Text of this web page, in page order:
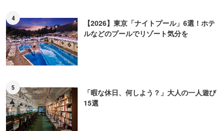
4
【2026】東京「ナイトプール」6選！ホテ
ルなどのプールでリゾート気分を
5
「暇な休日、何しよう？」大人の一人遊び
15選